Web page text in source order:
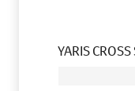
YARIS